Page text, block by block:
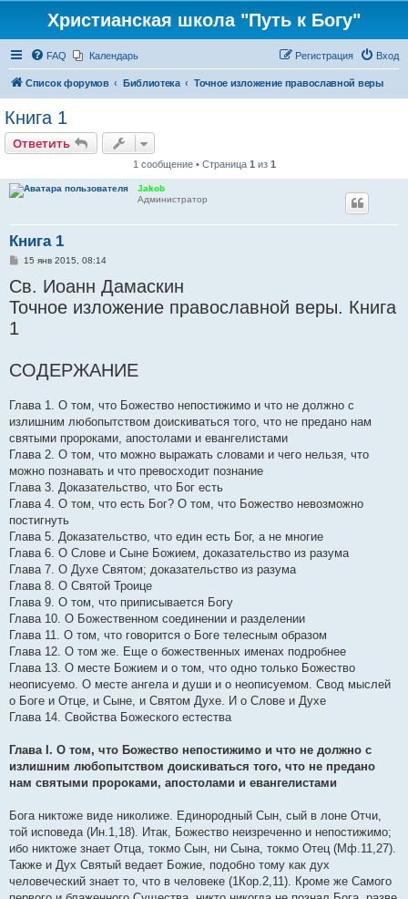
Христианская школа "Путь к Богу"
FAQ Календарь Вход
Регистрация
Список форумов Библиотека Точное изложение православной веры
Книга 1
Ответить
1 сообщение • Страница 1 из 1
Jakob
Администратор
Книга 1
С
о
б
щ
е
15 янв 2015, 08:14
Св. Иоанн Дамаскин
Точное изложение православной веры. Книга
1
СОДЕРЖАНИЕ
Глава 1. О том, что Божество непостижимо и что не должно с
излишним любопытством доискиваться того, что не предано нам
святыми пророками, апостолами и евангелистами
Глава 2. О том, что можно выражать словами и чего нельзя, что
можно познавать и что превосходит познание
Глава 3. Доказательство, что Бог есть
Глава 4. О том, что есть Бог? О том, что Божество невозможно
постигнуть
Глава 5. Доказательство, что един есть Бог, а не многие
Глава 6. О Слове и Сыне Божием, доказательство из разума
Глава 7. О Духе Святом; доказательство из разума
Глава 8. О Святой Троице
Глава 9. О том, что приписывается Богу
Глава 10. О Божественном соединении и разделении
Глава 11. О том, что говорится о Боге телесным образом
Глава 12. О том же. Еще о божественных именах подробнее
Глава 13. О месте Божием и о том, что одно только Божество
неописуемо. О месте ангела и души и о неописуемом. Свод мыслей
о Боге и Отце, и Сыне, и Святом Духе. И о Слове и Духе
Глава 14. Свойства Божеского естества
Глава I. О том, что Божество непостижимо и что не должно с
излишним любопытством доискиваться того, что не предано
нам святыми пророками, апостолами и евангелистами
Бога никтоже виде николиже. Единородный Сын, сый в лоне Отчи,
той исповеда (Ин.1,18). Итак, Божество неизреченно и непостижимо;
ибо никтоже знает Отца, токмо Сын, ни Сына, токмо Отец (Мф.11,27).
Также и Дух Святый ведает Божие, подобно тому как дух
человеческий знает то, что в человеке (1Кор.2,11). Кроме же Самого